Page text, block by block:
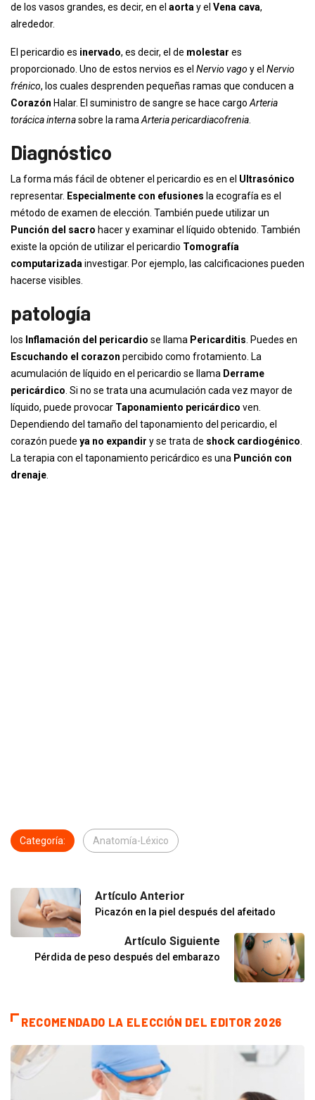
de los vasos grandes, es decir, en el aorta y el Vena cava,
alrededor.
El pericardio es inervado, es decir, el de molestar es
proporcionado. Uno de estos nervios es el Nervio vago y el Nervio
frénico, los cuales desprenden pequeñas ramas que conducen a
Corazón Halar. El suministro de sangre se hace cargo Arteria
torácica internasobre la rama Arteria pericardiacofrenia
Diagnóstico
La forma más fácil de obtener el pericardio es en el Ultrasónico
representar. Especialmente con efusiones la ecografía es el
método de examen de elección. También puede utilizar un
Punción del sacro hacer y examinar el líquido obtenido. También
existe la opción de utilizar el pericardio Tomografía
computarizada investigar. Por ejemplo, las calcificaciones pueden
hacerse visibles.
patología
los Inflamación del pericardio se llama Pericarditis . Puedes en
Escuchando el corazon percibido como frotamiento. La
acumulación de líquido en el pericardio se llama Derrame
pericárdico . Si no se trata una acumulación cada vez mayor de
líquido, puede provocar Taponamiento pericárdico ven.
Dependiendo del tamaño del taponamiento del pericardio, el
corazón puede ya no expandir y se trata de shock cardiogénico
La terapia con el taponamiento pericárdico es una Punción con
drenaje
Categoría: Anatomía-Léxico
Artículo Anterior
Picazón en la piel después del afeitado
Artículo Siguiente
Pérdida de peso después del embarazo
RECOMENDADO LA ELECCIÓN DEL EDITOR 2026